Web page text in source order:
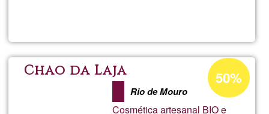
Chao da Laja
Rio de Mouro
Cosmética artesanal BIO e
Acceptance
percentage
50%